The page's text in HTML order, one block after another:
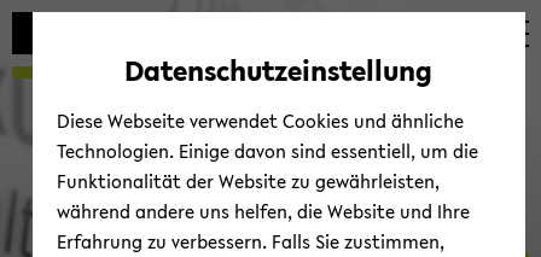
Automatische
vermeiden
skip
main
skip
main
skip
footer
Datenschutzeinstellung
Diese Webseite verwendet Cookies und ähnliche
Technologien. Einige davon sind essentiell, um die
Funktionalität der Website zu gewährleisten,
während andere uns helfen, die Website und Ihre
Erfahrung zu verbessern. Falls Sie zustimmen,